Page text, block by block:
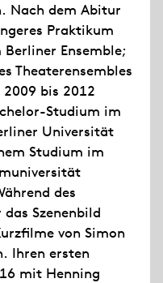
Nach dem Abitur
Praktikum
Ensemble;
Theaterensembles
2009 bis 2012
Studium im
Universität
Studium im
des
Szenenbild
von Simon
Ihren ersten
mit Henning